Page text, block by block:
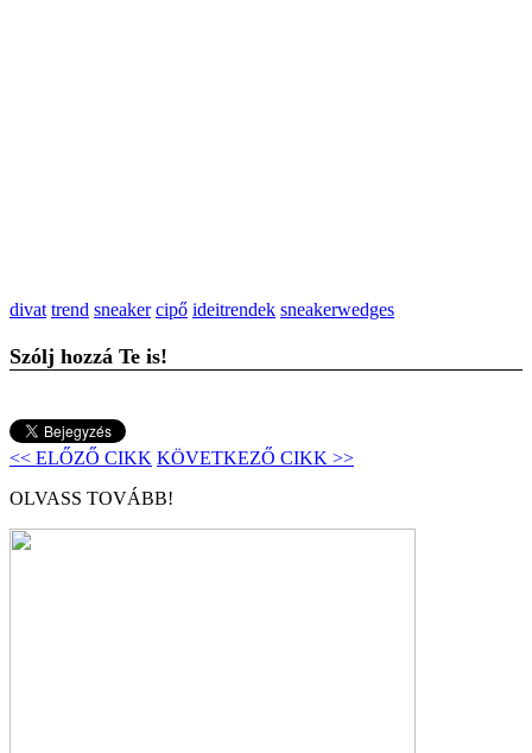
divat trend sneaker cipő ideitrendek sneakerwedges
Szólj hozzá Te is!
<< ELŐZŐ CIKK KÖVETKEZŐ CIKK >>
OLVASS TOVÁBB!